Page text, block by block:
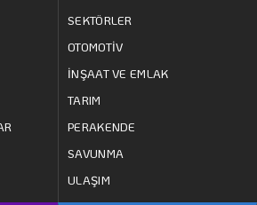
SEKTÖRLER
OTOMOTİV
İNŞAAT VE EMLAK
TARIM
PERAKENDE
SAVUNMA
ULAŞIM